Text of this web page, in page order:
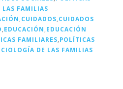
a
rt
ir
LAS FAMILIAS
,CUIDADOS,CUIDADOS
,EDUCACIÓN,EDUCACIÓN
FAMILIARES,POLÍTICAS
DE LAS FAMILIAS